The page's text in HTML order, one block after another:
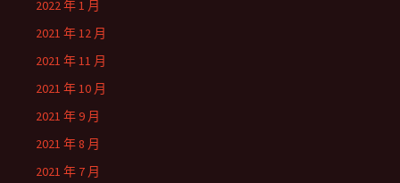
2022 年 1 月
2021 年 12 月
2021 年 11 月
2021 年 10 月
2021 年 9 月
2021 年 8 月
2021 年 7 月